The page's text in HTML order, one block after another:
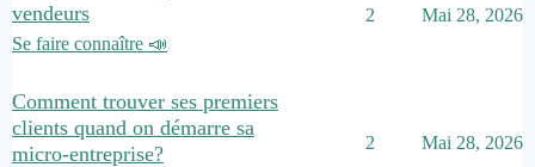
vendeurs
Se faire connaître 📣
2 Mai 28, 2026
Comment trouver ses premiers
clients quand on démarre sa
micro-entreprise?
2 Mai 28, 2026